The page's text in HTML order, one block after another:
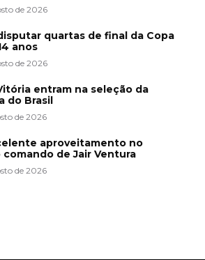
de 2026
quartas de final da Copa
anos
de 2026
entram na seleção da
do Brasil
de 2026
aproveitamento no
comando de Jair Ventura
de 2026